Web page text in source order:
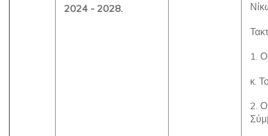
2024 - 2028.
1.
κ.
2. Ο